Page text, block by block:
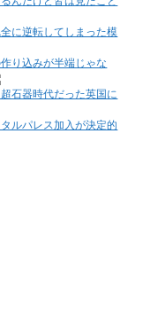
に逆転してしまった模
り込みが半端じゃな
石器時代だった英国に
ルパレス加入が決定的